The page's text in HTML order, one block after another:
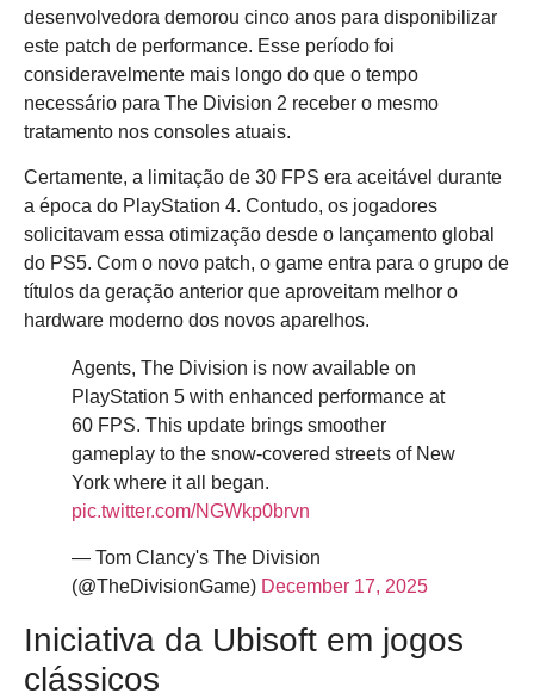
desenvolvedora demorou cinco anos para disponibilizar
este patch de performance. Esse período foi
consideravelmente mais longo do que o tempo
necessário para The Division 2 receber o mesmo
tratamento nos consoles atuais.
Certamente, a limitação de 30 FPS era aceitável durante
a época do PlayStation 4. Contudo, os jogadores
solicitavam essa otimização desde o lançamento global
do PS5. Com o novo patch, o game entra para o grupo de
títulos da geração anterior que aproveitam melhor o
hardware moderno dos novos aparelhos.
Agents, The Division is now available on
PlayStation 5 with enhanced performance at
60 FPS. This update brings smoother
gameplay to the snow-covered streets of New
York where it all began.
pic.twitter.com/NGWkp0brvn
— Tom Clancy's The Division
(@TheDivisionGame) December 17, 2025
Iniciativa da Ubisoft em jogos
clássicos